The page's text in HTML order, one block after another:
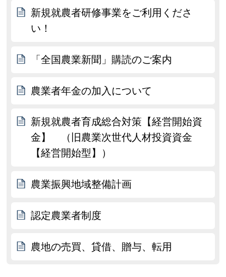
新規就農者研修事業をご利用くださ
い！
「全国農業新聞」購読のご案内
農業者年金の加入について
新規就農者育成総合対策【経営開始資
金】 （旧農業次世代人材投資資金
【経営開始型】）
農業振興地域整備計画
認定農業者制度
農地の売買、貸借、贈与、転用